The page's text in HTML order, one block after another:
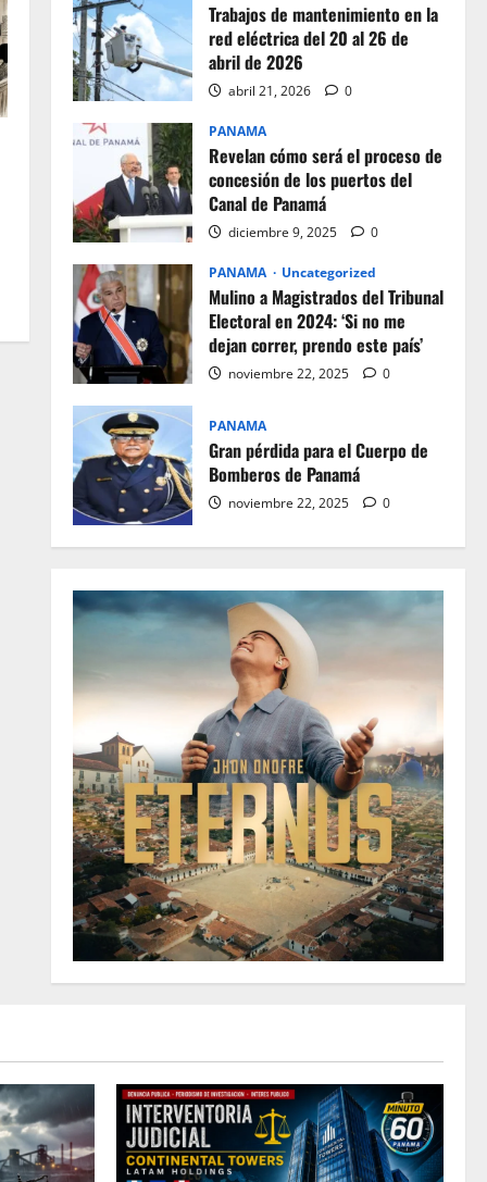
Trabajos de mantenimiento en la
red eléctrica del 20 al 26 de
abril de 2026
abril 21, 2026 0
PANAMA
Revelan cómo será el proceso de
concesión de los puertos del
Canal de Panamá
diciembre 9, 2025 0
PANAMA Uncategorized
Mulino a Magistrados del Tribunal
Electoral en 2024: ‘Si no me
dejan correr, prendo este país’
noviembre 22, 2025 0
PANAMA
Gran pérdida para el Cuerpo de
Bomberos de Panamá
noviembre 22, 2025 0